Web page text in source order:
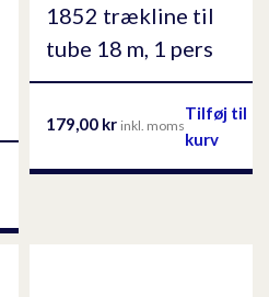
1852 trækline til
tube 18 m, 1 pers
179,00 kr inkl. moms
Tilføj til
kurv